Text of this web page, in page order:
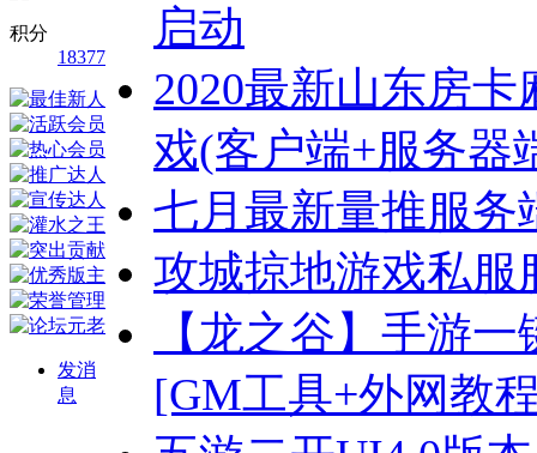
积分
18377
发消
息
启动
2020最新山东房卡
戏(客户端+服务器
七月最新量推服务
攻城掠地游戏私服
【龙之谷】手游
[GM工具+外网教